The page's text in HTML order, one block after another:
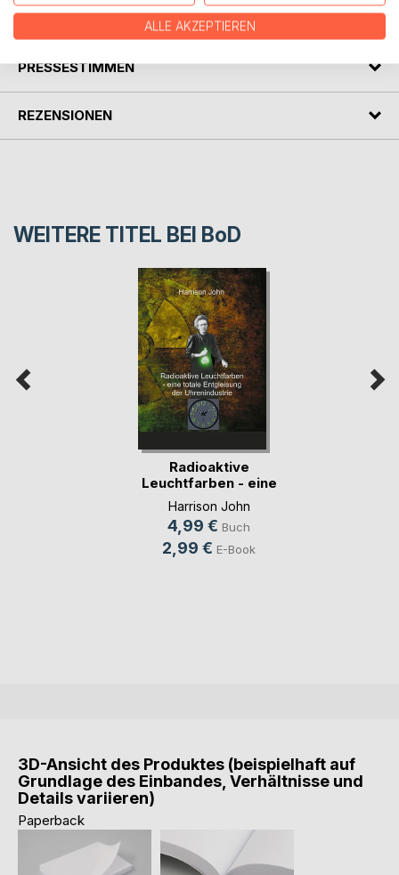
PRESSESTIMMEN
REZENSIONEN
WEITERE TITEL BEI BoD
Radioaktive
Leuchtfarben - eine
to(...)
Harrison John
4,99 € Buch
2,99 € E-Book
3D-Ansicht des Produktes (beispielhaft auf
Grundlage des Einbandes, Verhältnisse und
Details variieren)
Paperback
ALLE AKZEPTIEREN